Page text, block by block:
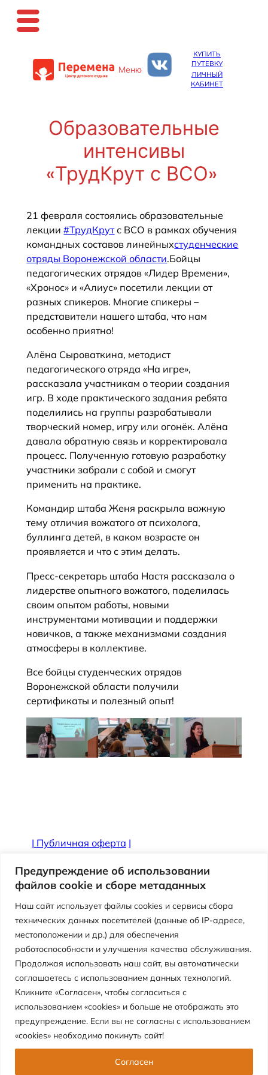
Предупреждение об использовании
файлов cookie и сборе метаданных
Наш сайт использует файлы cookies и сервисы сбора
технических данных посетителей (данные об IP-адресе,
местоположении и др.) для обеспечения
работоспособности и улучшения качества обслуживания.
Продолжая использовать наш сайт, вы автоматически
соглашаетесь с использованием данных технологий.
Кликните «Согласен», чтобы согласиться с
использованием «cookies» и больше не отображать это
предупреждение. Если вы не согласны с использованием
«cookies» необходимо покинуть сайт!
Согласен
к
содержимому
Меню
КУПИТЬ
ПУТЕВКУ
ЛИЧНЫЙ
КАБИНЕТ
Образовательные
интенсивы
«ТрудКрут с ВСО»
21 февраля состоялись образовательные
лекции#ТрудКрутс ВСО в рамках обучения
командных составов линейныхстуденческие
отряды Воронежской области.Бойцы
педагогических отрядов «Лидер Времени»,
«Хронос» и «Алиус» посетили лекции от
разных спикеров. Многие спикеры –
представители нашего штаба, что нам
особенно приятно!
Алёна Сыроваткина, методист
педагогического отряда «На игре»,
рассказала участникам о теории создания
игр. В ходе практического задания ребята
поделились на группы разрабатывали
творческий номер, игру или огонёк. Алёна
давала обратную связь и корректировала
процесс. Полученную готовую разработку
участники забрали с собой и смогут
применить на практике.
Командир штаба Женя раскрыла важную
тему отличия вожатого от психолога,
буллинга детей, в каком возрасте он
проявляется и что с этим делать.
Пресс-секретарь штаба Настя рассказала о
лидерстве опытного вожатого, поделилась
своим опытом работы, новыми
инструментами мотивации и поддержки
новичков, а также механизмами создания
атмосферы в коллективе.
Все бойцы студенческих отрядов
Воронежской области получили
сертификаты и полезный опыт!
| Публичная оферта |
Противодействие коррупции
Версия сайта для слабовидящих
Муниципальное автономное учреждение